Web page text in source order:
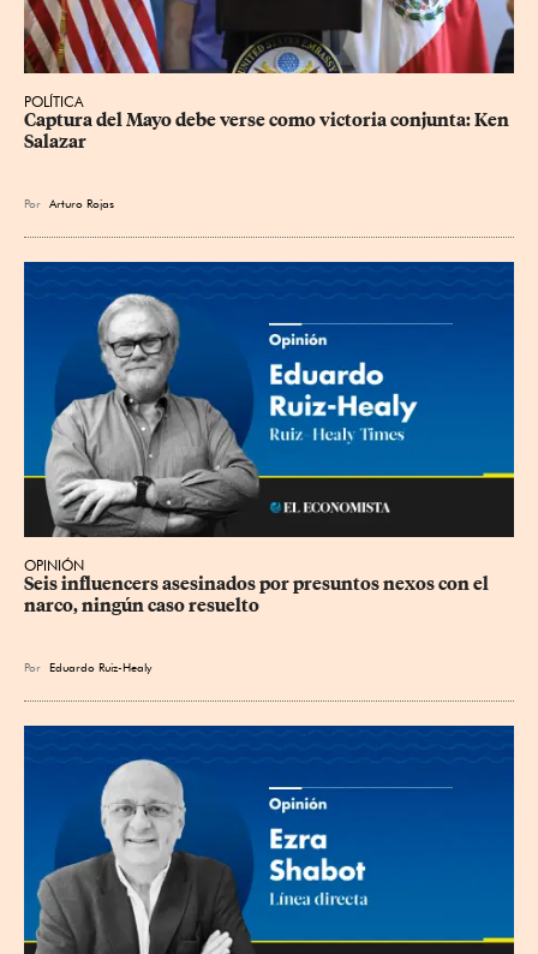
POLÍTICA
Captura del Mayo debe verse como victoria conjunta: Ken
Salazar
Por Arturo Rojas
OPINIÓN
Seis influencers asesinados por presuntos nexos con el
narco, ningún caso resuelto
Por Eduardo Ruiz-Healy